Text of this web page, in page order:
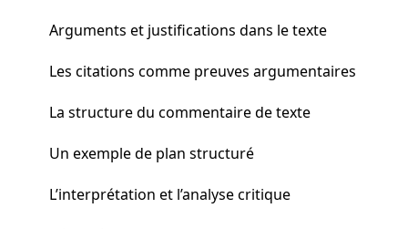
Arguments et justifications dans le texte
Les citations comme preuves argumentaires
La structure du commentaire de texte
Un exemple de plan structuré
L’interprétation et l’analyse critique